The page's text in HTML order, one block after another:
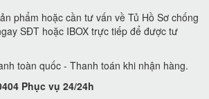
phẩm hoặc cần tư vấn về Tủ Hồ Sơ chống
SĐT hoặc IBOX trực tiếp để được tư
toàn quốc - Thanh toán khi nhận hàng.
Phục vụ 24/24h